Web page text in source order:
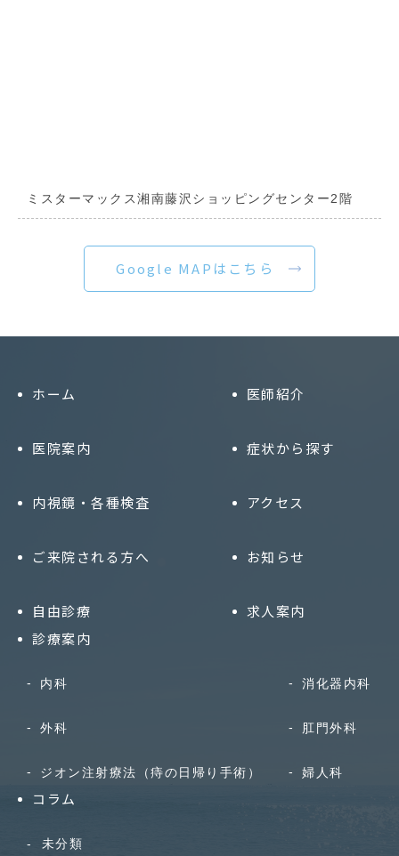
ミスターマックス湘南藤沢ショッピングセンター2階
Google MAPはこちら
ホーム 医師紹介
医院案内 症状から探す
内視鏡・各種検査 アクセス
ご来院される方へ お知らせ
自由診療
求人案内
診療案内
内科 消化器内科
外科 肛門外科
ジオン注射療法（痔の日帰り手術） 婦人科
コラム
未分類